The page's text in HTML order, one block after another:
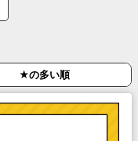
★の多い順